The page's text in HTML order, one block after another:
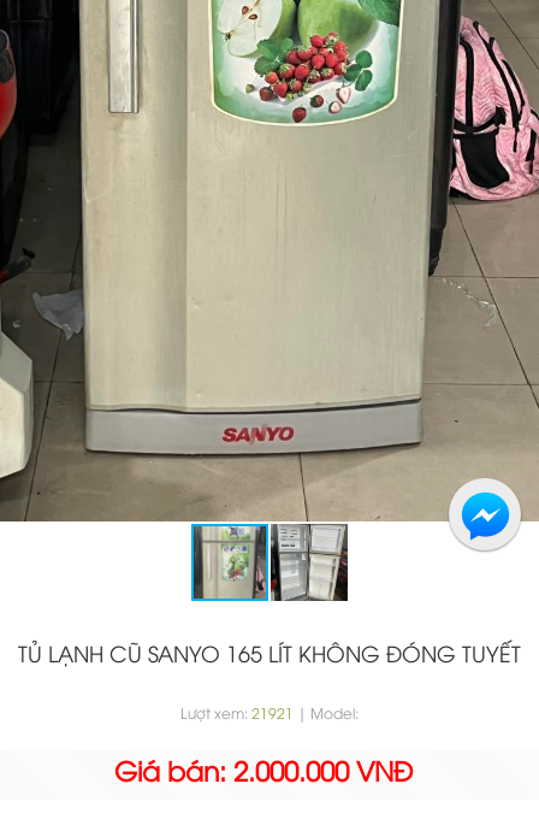
TỦ LẠNH CŨ SANYO 165 LÍT KHÔNG ĐÓNG TUYẾT
Lượt xem: 21921 | Model:
Giá bán: 2.000.000 VNĐ